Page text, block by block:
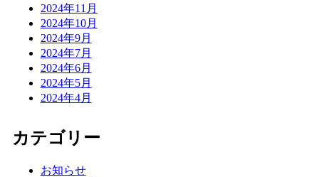
2024年11月
2024年10月
2024年9月
2024年7月
2024年6月
2024年5月
2024年4月
カテゴリー
お知らせ